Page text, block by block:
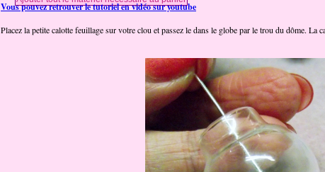
Vous pouvez retrouver le tutoriel en vidéo sur youtube
Placez la petite calotte feuillage sur votre clou et passez le dans le globe par le trou du dôme. La